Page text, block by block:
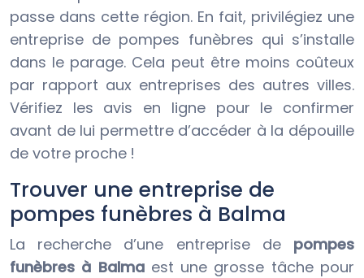
passe dans cette région. En fait, privilégiez une
entreprise de pompes funèbres qui s’installe
dans le parage. Cela peut être moins coûteux
par rapport aux entreprises des autres villes.
Vérifiez les avis en ligne pour le confirmer
avant de lui permettre d’accéder à la dépouille
de votre proche !
Trouver une entreprise de
pompes funèbres à Balma
La recherche d’une entreprise de pompes
funèbres à Balmaest une grosse tâche pour